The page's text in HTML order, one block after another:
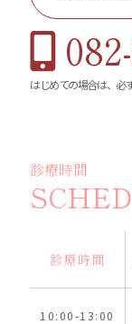
はじめての場合は、必
診療時間
診療時間
10:00-13:00